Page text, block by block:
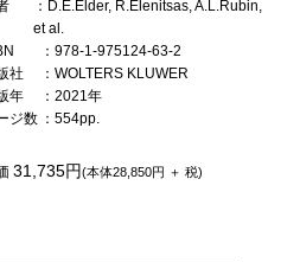
：D.E.Elder, R.Elenitsas, A.L.Rubin,
et al.
：978-1-975124-63-2
社
：WOLTERS KLUWER
年
：2021年
ジ数 ：554pp.
31,735円(本体28,850円 ＋ 税)